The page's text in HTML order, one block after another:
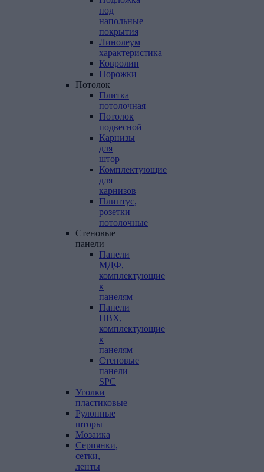
под
напольные
покрытия
Линолеум
характеристика
Ковролин
Порожки
Потолок
Плитка
потолочная
Потолок
подвесной
Карнизы
для
штор
Комплектующие
для
карнизов
Плинтус,
розетки
потолочные
Стеновые
панели
Панели
МДФ,
комплектующие
к
панелям
Панели
ПВХ,
комплектующие
к
панелям
Стеновые
панели
SPC
Уголки
пластиковые
Рулонные
шторы
Мозаика
Серпянки,
сетки,
ленты